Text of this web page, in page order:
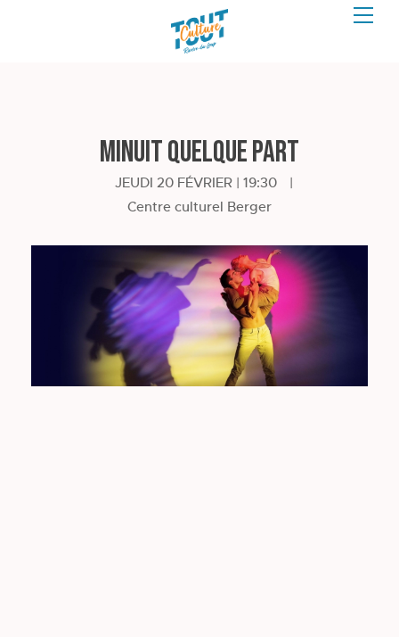
Minuit quelque part
JEUDI 20 FÉVRIER | 19:30
|
Centre culturel Berger